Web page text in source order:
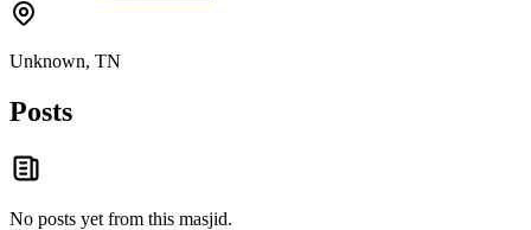
Unknown, TN
Posts
No posts yet from this masjid.